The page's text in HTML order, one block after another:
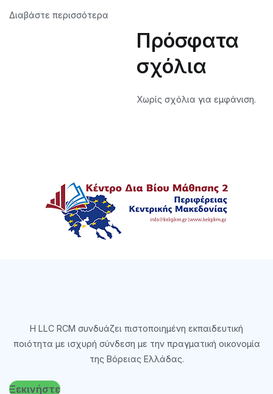
Διαβάστε περισσότερα
Πρόσφατα
σχόλια
Χωρίς σχόλια για εμφάνιση.
Η LLC RCM συνδυάζει πιστοποιημένη εκπαιδευτική
ποιότητα με ισχυρή σύνδεση με την πραγματική οικονομία
της Βόρειας Ελλάδας.
Ξεκινήστε